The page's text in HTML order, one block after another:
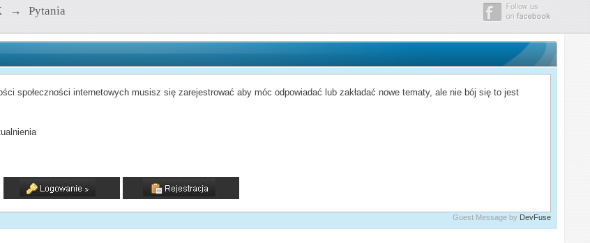
→ Pytania
społeczności internetowych musisz się zarejestrować aby móc odpowiadać lub zakładać nowe tematy, ale nie bój się to jest
Guest Message by DevFuse